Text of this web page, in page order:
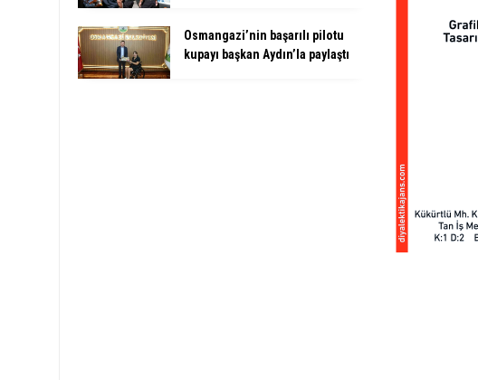
Osmangazi’nin başarılı pilotu
kupayı başkan Aydın’la paylaştı